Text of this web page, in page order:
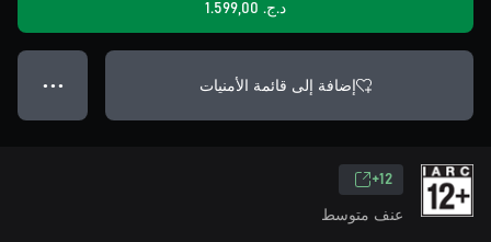
د.ج.‏ 1.599,00
إضافة إلى قائمة الأمنيات ● ● ●
12+
عنف متوسط